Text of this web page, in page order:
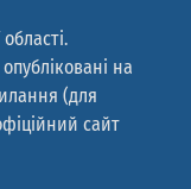
на
(для
сайт